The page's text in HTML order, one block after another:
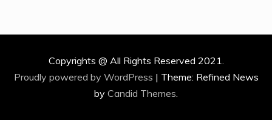
Copyrights @ All Rights Reserved 2021.
Proudly powered by WordPress | Theme: Refined News
by Candid Themes.